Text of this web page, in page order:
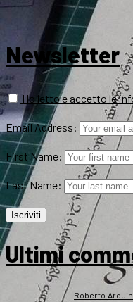
Newsletter
Ho letto e accetto le
Email Address:
First Name:
Last Name:
Ultimi
Roberto